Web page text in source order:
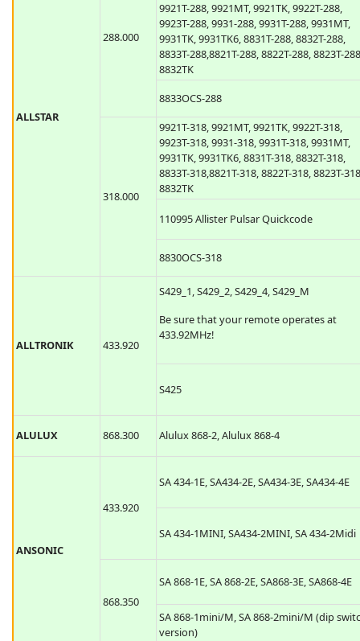
ALLSTAR
288.000
9921T-288, 9921MT, 9921TK, 9922T-288,
9923T-288, 9931-288, 9931T-288, 9931MT,
9931TK, 9931TK6, 8831T-288, 8832T-288,
8833T-288,8821T-288, 8822T-288, 8823T-
8832TK
8833OCS-288
318.000
9921T-318, 9921MT, 9921TK, 9922T-318,
9923T-318, 9931-318, 9931T-318, 9931MT,
9931TK, 9931TK6, 8831T-318, 8832T-318,
8833T-318,8821T-318, 8822T-318, 8823T-
8832TK
110995 Allister Pulsar Quickcode
8830OCS-318
ALLTRONIK 433.920
S429_1, S429_2, S429_4, S429_M
Be sure that your remote operates at
433.92MHz!
S425
ALULUX 868.300 Alulux 868-2, Alulux 868-4
ANSONIC
433.920
SA 434-1E, SA434-2E, SA434-3E, SA434-4E
SA 434-1MINI, SA434-2MINI, SA 434-2Midi
868.350
SA 868-1E, SA 868-2E, SA868-3E, SA868-4E
SA 868-1mini/M, SA 868-2mini/M (dip
version)